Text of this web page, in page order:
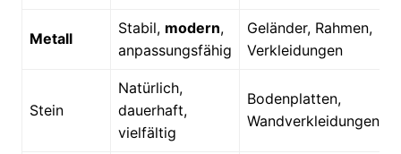
Metall
Stabil, modern,
anpassungsfähig
Geländer, Rahmen,
Verkleidungen
Stein
Natürlich,
dauerhaft,
vielfältig
Bodenplatten,
Wandverkleidungen